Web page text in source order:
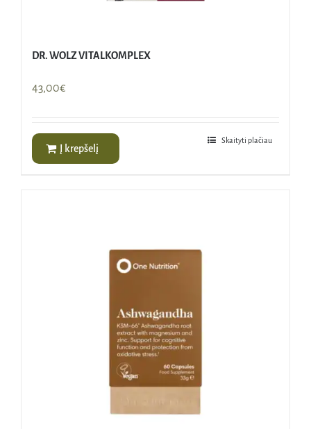
DR. WOLZ VITALKOMPLEX
43,00€
Į krepšelį
Skaityti plačiau